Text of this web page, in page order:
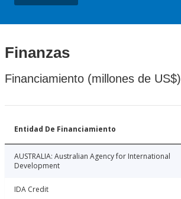
Finanzas
Financiamiento (millones de US$)
Entidad De Financiamiento
AUSTRALIA: Australian Agency for International
Development
IDA Credit